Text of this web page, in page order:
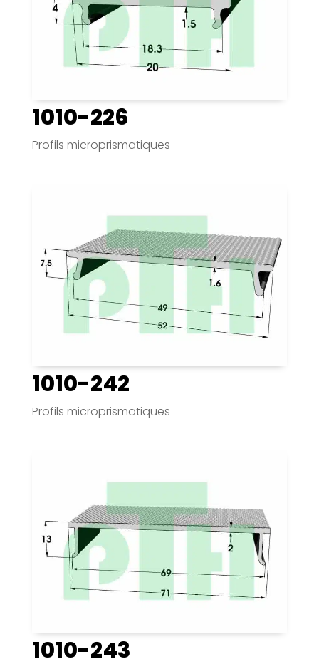
1010-226
Profils microprismatiques
1010-242
Profils microprismatiques
1010-243